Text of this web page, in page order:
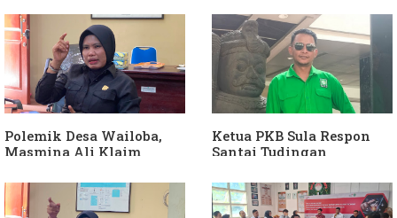
APH Usut Dugaan
Penyimpangan Dana Desa
Hanura
Polemik Desa Wailoba,
Masmina Ali Klaim
Keterlibatan Ketua PKB
Sula
Ketua PKB Sula Respon
Santai Tudingan
Dia Kangen Saya